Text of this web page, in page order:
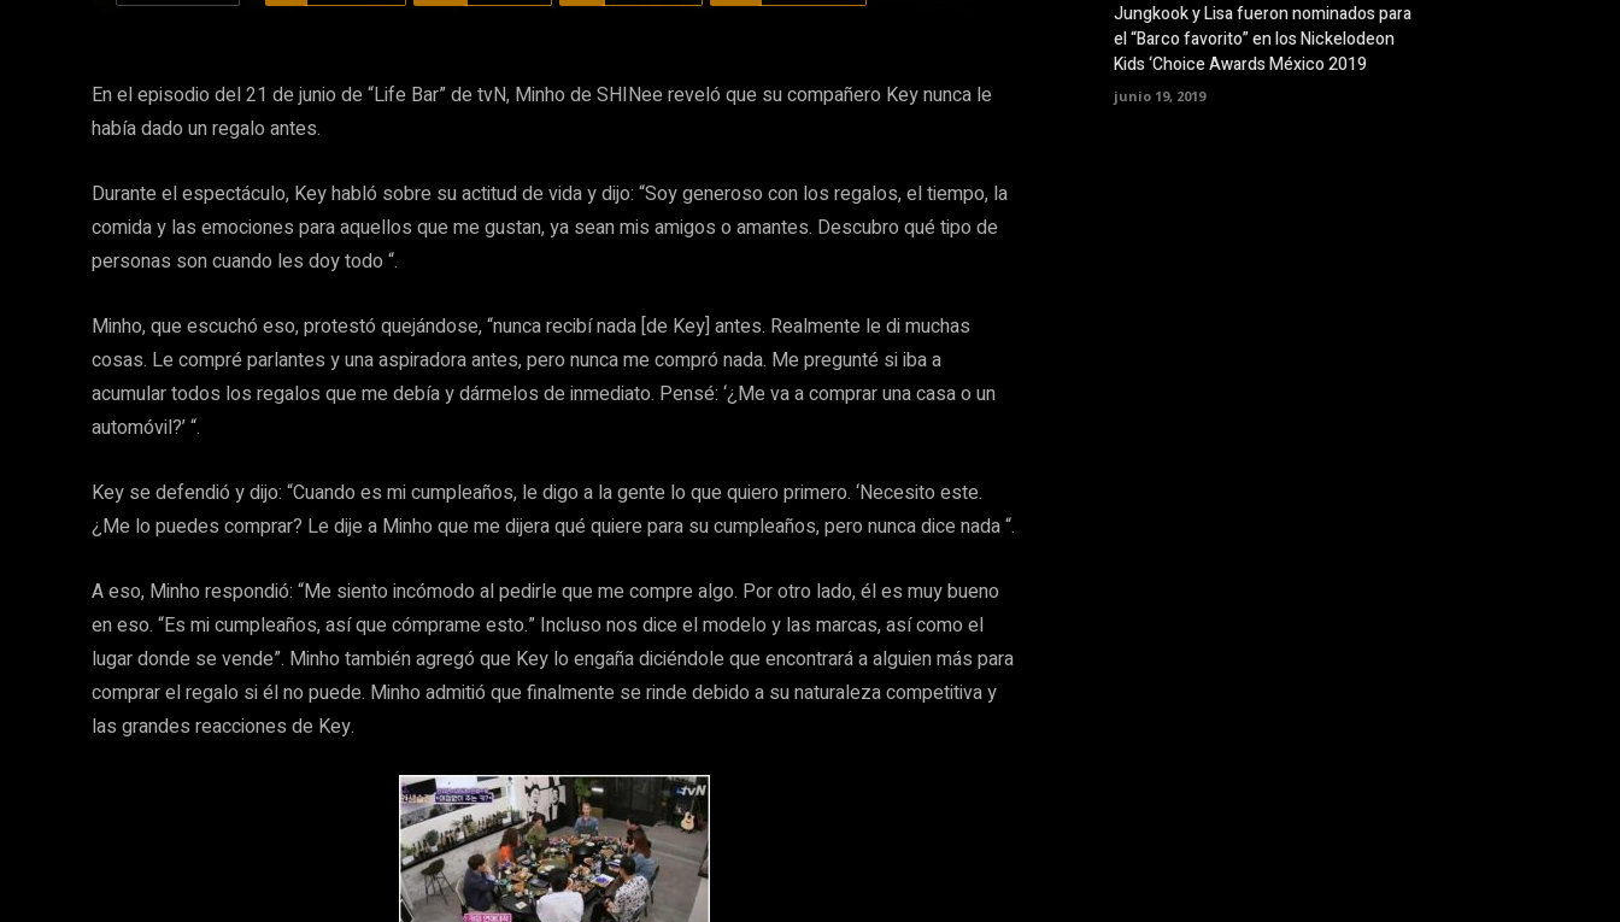
En el episodio del 21 de junio de “Life Bar” de tvN, Minho de SHINee reveló que su compañero Key nunca le
había dado un regalo antes.
Durante el espectáculo, Key habló sobre su actitud de vida y dijo: “Soy generoso con los regalos, el tiempo, la
comida y las emociones para aquellos que me gustan, ya sean mis amigos o amantes. Descubro qué tipo de
personas son cuando les doy todo “.
Minho, que escuchó eso, protestó quejándose, “nunca recibí nada [de Key] antes. Realmente le di muchas
cosas. Le compré parlantes y una aspiradora antes, pero nunca me compró nada. Me pregunté si iba a
acumular todos los regalos que me debía y dármelos de inmediato. Pensé: ‘¿Me va a comprar una casa o un
automóvil?’ “.
Key se defendió y dijo: “Cuando es mi cumpleaños, le digo a la gente lo que quiero primero. ‘Necesito este.
¿Me lo puedes comprar? Le dije a Minho que me dijera qué quiere para su cumpleaños, pero nunca dice nada “.
A eso, Minho respondió: “Me siento incómodo al pedirle que me compre algo. Por otro lado, él es muy bueno
en eso. “Es mi cumpleaños, así que cómprame esto.” Incluso nos dice el modelo y las marcas, así como el
lugar donde se vende”. Minho también agregó que Key lo engaña diciéndole que encontrará a alguien más para
comprar el regalo si él no puede. Minho admitió que finalmente se rinde debido a su naturaleza competitiva y
las grandes reacciones de Key.
Jungkook y Lisa fueron nominados para
el “Barco favorito” en los Nickelodeon
Kids ‘Choice Awards México 2019
junio 19, 2019